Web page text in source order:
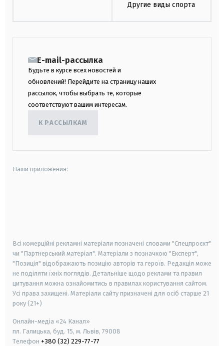
Другие виды спорта
E-mail-рассылка
Будьте в курсе всех новостей и
обновлений! Перейдите на страницу наших
рассылок, чтобы выбрать те, которые
соответствуют вашим интересам.
К РАССЫЛКАМ
Наши приложения:
Всі комерційні рекламні матеріали позначені словами "Спецпроєкт"
чи "Партнерський матеріал". Матеріали з позначкою "Експерт",
"Позиція" відображають позицію авторів та героїв. Редакція може
не поділяти їхніх поглядів. Детальніше щодо реклами та правил
цитування можна ознайомитись в правилах користування сайтом.
Усі права захищені. Матеріали сайту призначені для осіб старше 21
року (21+)
Онлайн-медіа «24 Канал»
пл. Галицька, буд. 15, м. Львів, 79008
Телефон +380 (32) 229-77-77